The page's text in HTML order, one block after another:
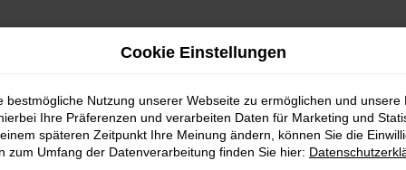
|
POLO EU-NEUWAGEN FÜR
Cookie Einstellungen
bestmögliche Nutzung unserer Webseite zu ermöglichen und unsere
Ihre Präferenzen und verarbeiten Daten für Marketing und
späteren Zeitpunkt Ihre Meinung ändern, können Sie die
zum Umfang der Datenverarbeitung finden Sie hier: